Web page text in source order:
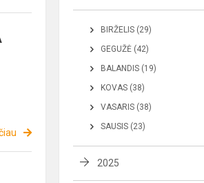
BIRŽELIS (29)
GEGUŽĖ (42)
BALANDIS (19)
KOVAS (38)
VASARIS (38)
SAUSIS (23)
2025